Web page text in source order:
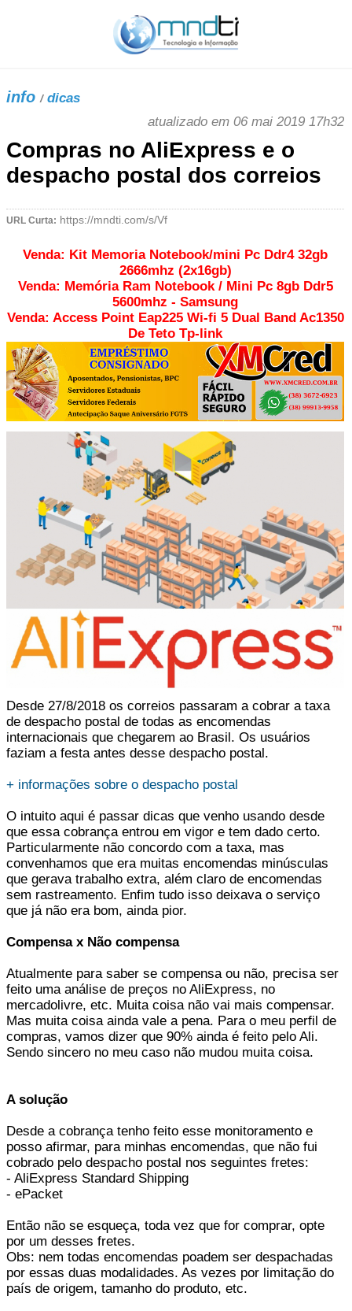
info / dicas
atualizado em 06 mai 2019 17h32
Compras no AliExpress e o
despacho postal dos correios
URL Curta:
Venda: Kit Memoria Notebook/mini Pc Ddr4 32gb
2666mhz (2x16gb)
Venda: Memória Ram Notebook / Mini Pc 8gb Ddr5
5600mhz - Samsung
Venda: Access Point Eap225 Wi-fi 5 Dual Band Ac1350
De Teto Tp-link
Desde 27/8/2018 os correios passaram a cobrar a taxa
de despacho postal de todas as encomendas
internacionais que chegarem ao Brasil. Os usuários
faziam a festa antes desse despacho postal.
+ informações sobre o despacho postal
O intuito aqui é passar dicas que venho usando desde
que essa cobrança entrou em vigor e tem dado certo.
Particularmente não concordo com a taxa, mas
convenhamos que era muitas encomendas minúsculas
que gerava trabalho extra, além claro de encomendas
sem rastreamento. Enfim tudo isso deixava o serviço
que já não era bom, ainda pior.
Compensa x Não compensa
Atualmente para saber se compensa ou não, precisa ser
feito uma análise de preços no AliExpress, no
mercadolivre, etc. Muita coisa não vai mais compensar.
Mas muita coisa ainda vale a pena. Para o meu perfil de
compras, vamos dizer que 90% ainda é feito pelo Ali.
Sendo sincero no meu caso não mudou muita coisa.
A solução
Desde a cobrança tenho feito esse monitoramento e
posso afirmar, para minhas encomendas, que não fui
cobrado pelo despacho postal nos seguintes fretes:
- AliExpress Standard Shipping
- ePacket
Então não se esqueça, toda vez que for comprar, opte
por um desses fretes.
Obs: nem todas encomendas poadem ser despachadas
por essas duas modalidades. As vezes por limitação do
país de origem, tamanho do produto, etc.